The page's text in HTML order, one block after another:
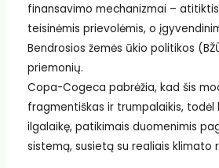
finansavimo mechanizmai –
teisinėmis prievolėmis, o
Bendrosios žemės ūkio politikos
priemonių.
Copa-Cogeca pabrėžia, kad šis
fragmentiškas ir trumpalaikis, todėl
ilgalaikę, patikimais duomenimis
sistemą, susietą su realiais klimato